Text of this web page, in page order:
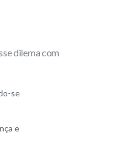
dilema com
se
e